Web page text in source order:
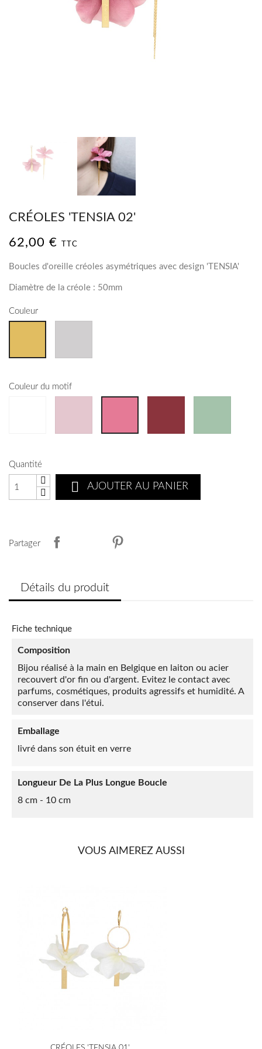
CRÉOLES 'TENSIA 02'
62,00 € TTC
Boucles d'oreille créoles asymétriques avec design 'TENSIA'
Diamètre de la créole : 50mm
Couleur
Couleur du motif
Quantité
 AJOUTER AU PANIER
Partager
Détails du produit
Fiche technique
Composition
Bijou réalisé à la main en Belgique en laiton ou acier
recouvert d'or fin ou d'argent. Evitez le contact avec
parfums, cosmétiques, produits agressifs et humidité. A
conserver dans l'étui.
Emballage
livré dans son étuit en verre
Longueur De La Plus Longue Boucle
8 cm - 10 cm
VOUS AIMEREZ AUSSI